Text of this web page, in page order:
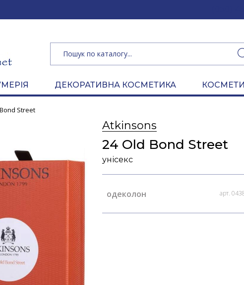
ДЕКОРАТИВНА КОСМЕТИКА
Street
Atkinsons
24 Old Bond Street
унісекс
одеколон арт.